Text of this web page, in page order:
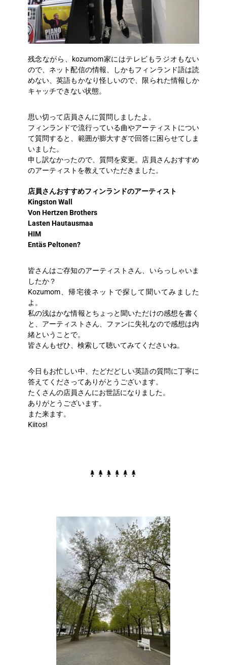
残念ながら、kozumom家にはテレビもラジオもない
ので、ネット配信の情報、しかもフィンランド語は読
めない、英語もかなり怪しいので、限られた情報しか
キャッチできない状態。
思い切って店員さんに質問しましたよ。
フィンランドで流行っている曲やアーティストについ
て質問すると、範囲が膨大すぎで回答に困らせてしま
いました。
申し訳なかったので、質問を変更。店員さんおすすめ
のアーティストを教えていただきました。
店員さんおすすめフィンランドのアーティスト
Kingston Wall
Von Hertzen Brothers
Lasten Hautausmaa
HIM
Entäs Peltonen?
皆さんはご存知のアーティストさん、いらっしゃいま
したか？
Kozumom、帰宅後ネットで探して聞いてみました
よ。
私の浅はかな情報とちょっと聞いただけの感想を書く
と、アーティストさん、ファンに失礼なので感想は内
緒ということで。
皆さんもぜひ、検索して聴いてみてくださいね。
今日もお忙しい中、たどだどしい英語の質問に丁寧に
答えてくださってありがとうございます。
たくさんの店員さんにお世話になりました。
ありがとうございます。
また来ます。
Kiitos!